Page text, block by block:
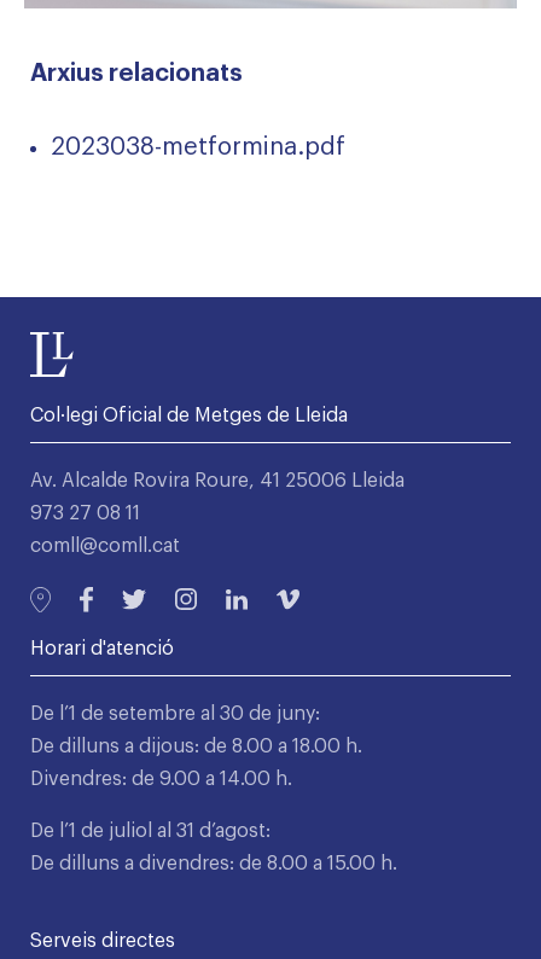
Arxius relacionats
2023038-metformina.pdf
Col·legi Oficial de Metges de Lleida
Av. Alcalde Rovira Roure, 41 25006 Lleida
973 27 08 11
comll@comll.cat
Horari d'atenció
De l’1 de setembre al 30 de juny:
De dilluns a dijous: de 8.00 a 18.00 h.
Divendres: de 9.00 a 14.00 h.
De l’1 de juliol al 31 d’agost:
De dilluns a divendres: de 8.00 a 15.00 h.
Serveis directes